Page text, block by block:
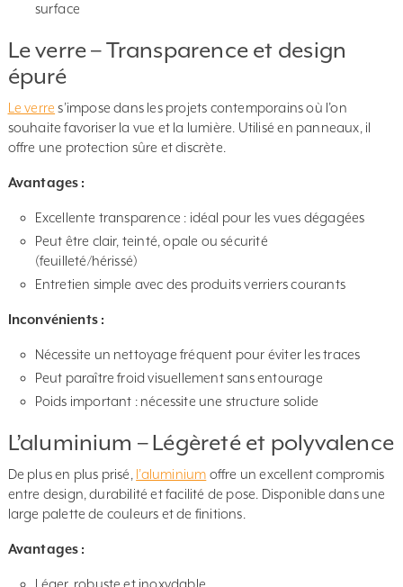
surface
Le verre – Transparence et design
épuré
Le verre s’impose dans les projets contemporains où l’on
souhaite favoriser la vue et la lumière. Utilisé en panneaux, il
offre une protection sûre et discrète.
Avantages :
Excellente transparence : idéal pour les vues dégagées
Peut être clair, teinté, opale ou sécurité
(feuilleté/hérissé)
Entretien simple avec des produits verriers courants
Inconvénients :
Nécessite un nettoyage fréquent pour éviter les traces
Peut paraître froid visuellement sans entourage
Poids important : nécessite une structure solide
L’aluminium – Légèreté et polyvalence
De plus en plus prisé, l’aluminium offre un excellent compromis
entre design, durabilité et facilité de pose. Disponible dans une
large palette de couleurs et de finitions.
Avantages :